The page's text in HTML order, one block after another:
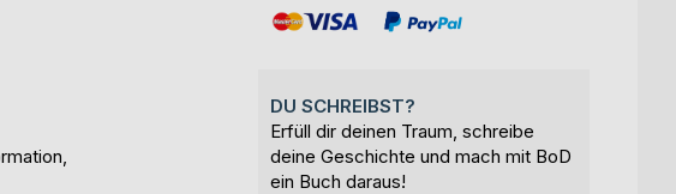
DU SCHREIBST?
Erfüll dir deinen Traum, schreibe
deine Geschichte und mach mit BoD
ein Buch daraus!